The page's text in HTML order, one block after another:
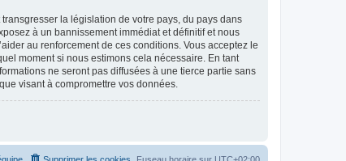
la législation de votre pays, du pays dans
à un bannissement immédiat et définitif et nous
au renforcement de ces conditions. Vous acceptez le
moment si nous estimons cela nécessaire. En tant
ne seront pas diffusées à une tierce partie sans
visant à compromettre vos données.
Fuseau horaire sur UTC+02:00
Supprimer les cookies